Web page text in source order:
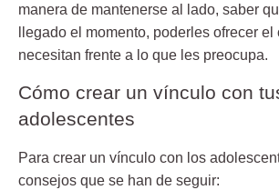
manera de mantenerse al lado, saber
llegado el momento, poderles ofrecer
necesitan frente a lo que les preocupa.
Cómo crear un vínculo con
adolescentes
Para crear un vínculo con los
consejos que se han de seguir: